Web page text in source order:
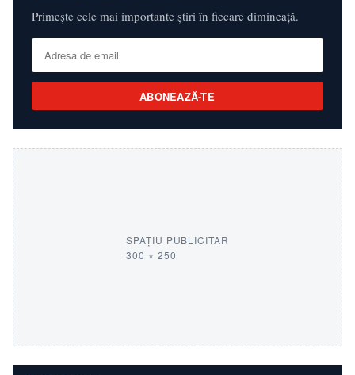
Primește cele mai importante știri în fiecare dimineață.
ABONEAZĂ-TE
SPAȚIU PUBLICITAR
300 × 250